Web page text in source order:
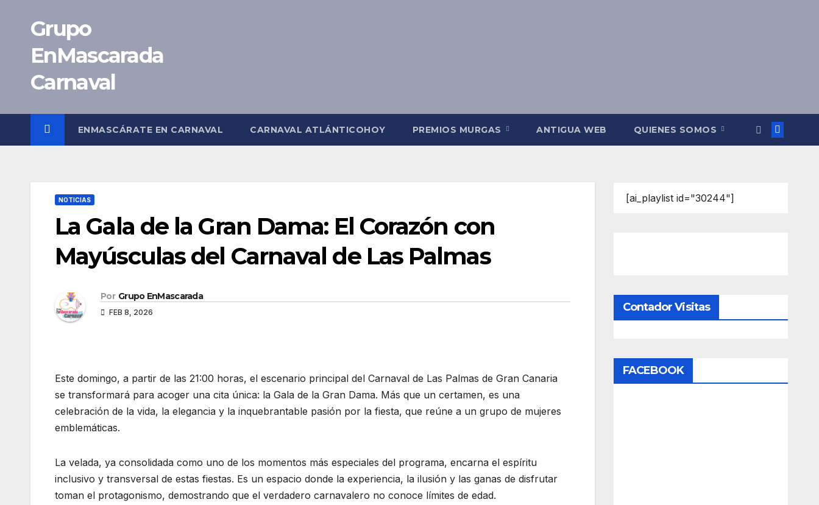
contenido
Grupo
EnMascarada
Carnaval
ENMASCÁRATE EN CARNAVAL CARNAVAL ATLÁNTICOHOY PREMIOS MURGAS ANTIGUA WEB QUIENES SOMOS
NOTICIAS
La Gala de la Gran Dama: El Corazón con
Mayúsculas del Carnaval de Las Palmas
Por Grupo EnMascarada
FEB 8, 2026
Este domingo, a partir de las 21:00 horas, el escenario principal del Carnaval de Las Palmas de Gran Canaria
se transformará para acoger una cita única: la Gala de la Gran Dama. Más que un certamen, es una
celebración de la vida, la elegancia y la inquebrantable pasión por la fiesta, que reúne a un grupo de mujeres
emblemáticas.
La velada, ya consolidada como uno de los momentos más especiales del programa, encarna el espíritu
inclusivo y transversal de estas fiestas. Es un espacio donde la experiencia, la ilusión y las ganas de disfrutar
toman el protagonismo, demostrando que el verdadero carnavalero no conoce límites de edad.
[ai_playlist id="30244"]
Contador Visitas
FACEBOOK